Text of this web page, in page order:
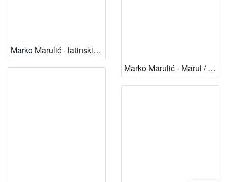
Marko Marulić - latinski i hrvatski pisac : međunarodni znanstveni skup u povodu 460. obljetnice smrti Marka Marulića 1524-1984., Split, 19. i 20. listopada 1984. ; uredili Ivo Sanader i Mirko Tomasović
Marko Marulić - Marul / Mirko Tomasović